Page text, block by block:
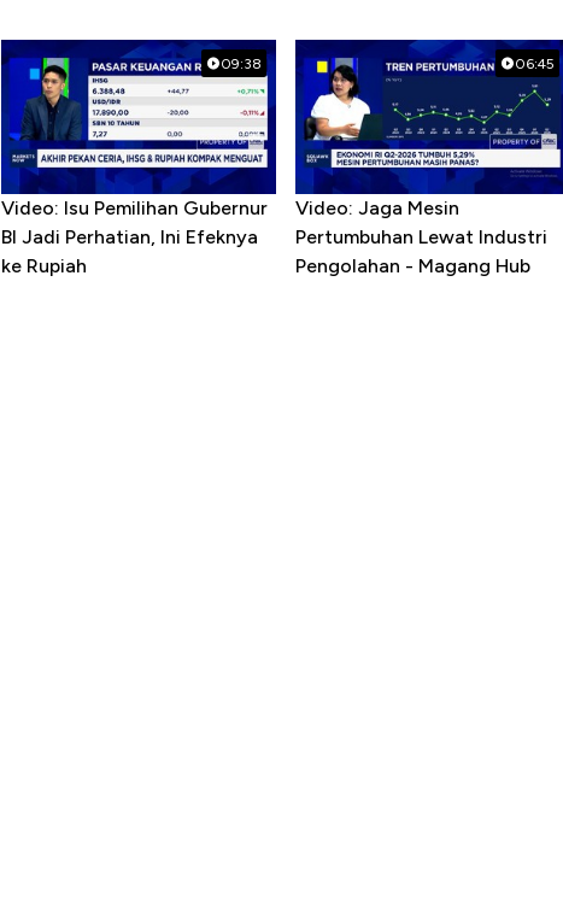
09:38
Video: Isu Pemilihan Gubernur
BI Jadi Perhatian, Ini Efeknya
ke Rupiah
06:45
Video: Jaga Mesin
Pertumbuhan Lewat Industri
Pengolahan - Magang Hub